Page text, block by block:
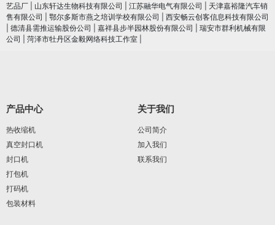
艺品厂
山东轩达生物科技有限公司 江苏融华电气有限公司
天津嘉裕隆汽车销
售有限公司
鄂尔多斯市燕之培训学校有限公司
西安畅云创客信息科技有限公司
德清县需推运输股份公司 嘉祥县步半园林股份有限公司
瑞安市群利机械有限
公司
菏泽市牡丹区金毅网络科技工作室
产品中心
热收缩机
真空封口机
封口机
打包机
打码机
包装材料
关于我们
公司简介
加入我们
联系我们